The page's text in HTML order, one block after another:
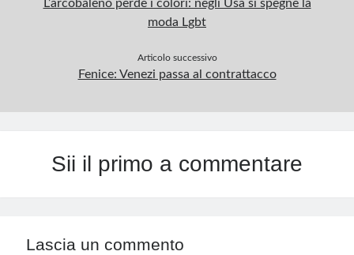
L’arcobaleno perde i colori: negli Usa si spegne la
moda Lgbt
Articolo successivo
Fenice: Venezi passa al contrattacco
Sii il primo a commentare
Lascia un commento